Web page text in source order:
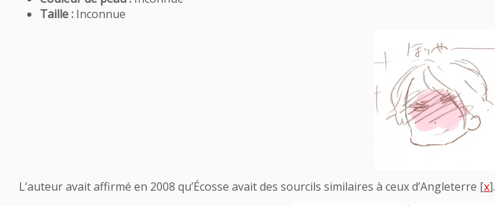
Taille : Inconnue
L’auteur avait affirmé en 2008 qu’Écosse avait des sourcils similaires à ceux d’Angleterre [x].